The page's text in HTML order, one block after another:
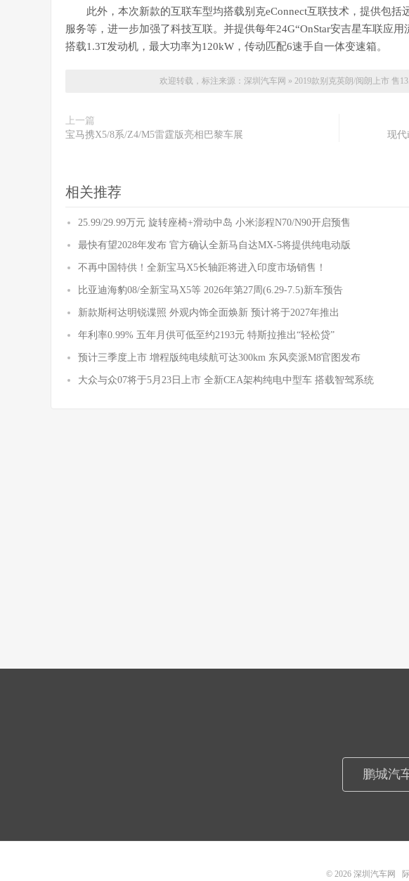
此外，本次新款的互联车型均搭载别克eConnect互联技术，提供包
服务等，进一步加强了科技互联。并提供每年24G“OnStar安吉星车联应
搭载1.3T发动机，最大功率为120kW，传动匹配6速手自一体变速箱。
欢迎转载，标注来源： 深圳汽车网 » 2019款别克英朗/阅朗上市 售
上一篇
宝马携X5/8系/Z4/M5雷霆版亮相巴黎车展
现代
相关推荐
25.99/29.99万元 旋转座椅+滑动中岛 小米澎程N70/N90开启预售
最快有望2028年发布 官方确认全新马自达MX-5将提供纯电动版
不再中国特供！全新宝马X5长轴距将进入印度市场销售！
比亚迪海豹08/全新宝马X5等 2026年第27周(6.29-7.5)新车预告
新款斯柯达明锐谍照 外观内饰全面焕新 预计将于2027年推出
年利率0.99% 五年月供可低至约2193元 特斯拉推出“轻松贷”
预计三季度上市 增程版纯电续航可达300km 东风奕派M8官图发布
大众与众07将于5月23日上市 全新CEA架构纯电中型车 搭载智驾系统
鹏城汽
© 2026 深圳汽车网